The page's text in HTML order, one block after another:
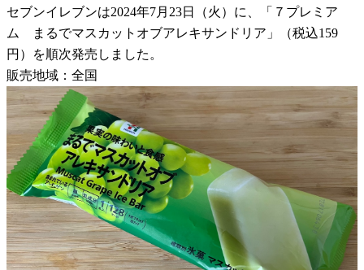
セブンイレブンは2024年7月23日（火）に、「７プレミア
ム まるでマスカットオブアレキサンドリア」（税込159
円）を順次発売しました。
販売地域：全国